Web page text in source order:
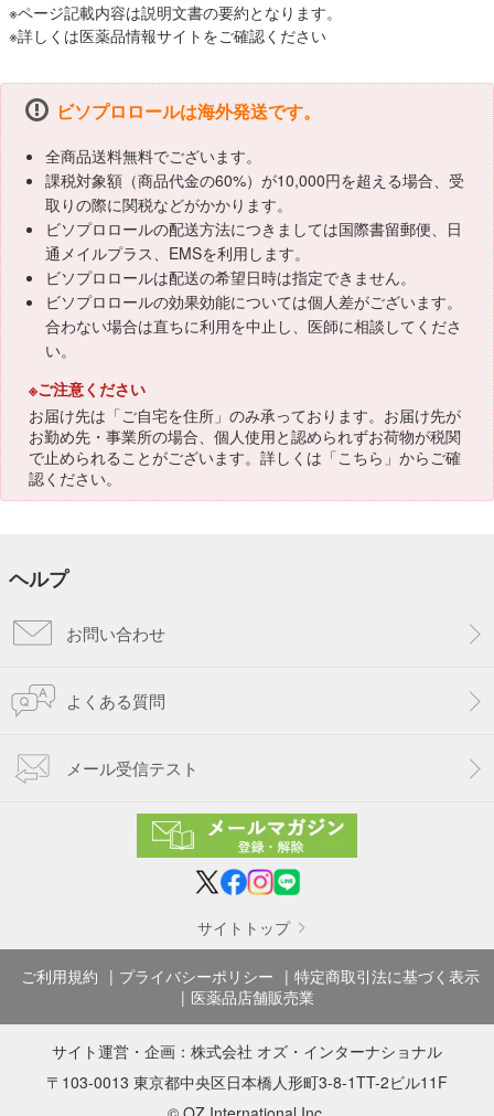
※ページ記載内容は説明文書の要約となります。
※詳しくは医薬品情報サイトをご確認ください
ビソプロロールは海外発送です。
全商品送料無料でございます。
課税対象額（商品代金の60%）が10,000円を超える場合、受
取りの際に関税などがかかります。
ビソプロロールの配送方法につきましては国際書留郵便、日
通メイルプラス、EMSを利用します。
ビソプロロールは配送の希望日時は指定できません。
ビソプロロールの効果効能については個人差がございます。
合わない場合は直ちに利用を中止し、医師に相談してくださ
い。
※ご注意ください
お届け先は「ご自宅を住所」のみ承っております。お届け先が
お勤め先・事業所の場合、個人使用と認められずお荷物が税関
で止められることがございます。詳しくは「こちら 」からご確
認ください。
ヘルプ
お問い合わせ
よくある質問
メール受信テスト
サイトトップ
ご利用規約 プライバシーポリシー
特定商取引法に基づく表示
医薬品店舗販売業
サイト運営・企画： 株式会社 オズ・インターナショナル
〒103-0013 東京都中央区日本橋人形町3-8-1TT-2ビル11F